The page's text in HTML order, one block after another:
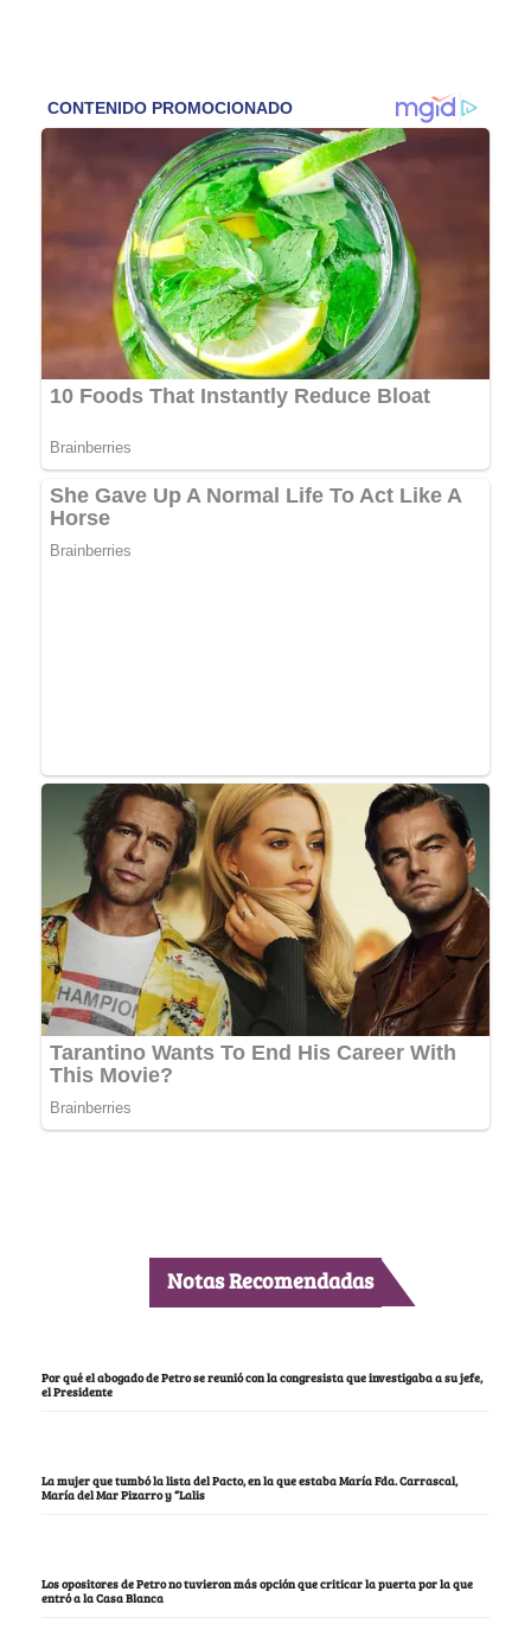
Notas Recomendadas
Por qué el abogado de Petro se reunió con la congresista que investigaba a su jefe,
el Presidente
La mujer que tumbó la lista del Pacto, en la que estaba María Fda. Carrascal,
María del Mar Pizarro y “Lalis
Los opositores de Petro no tuvieron más opción que criticar la puerta por la que
entró a la Casa Blanca